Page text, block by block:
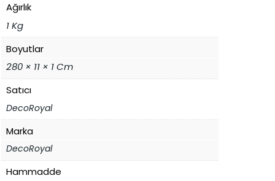
Ağırlık
1 Kg
Boyutlar
280 × 11 × 1 Cm
Satıcı
DecoRoyal
Marka
DecoRoyal
Hammadde